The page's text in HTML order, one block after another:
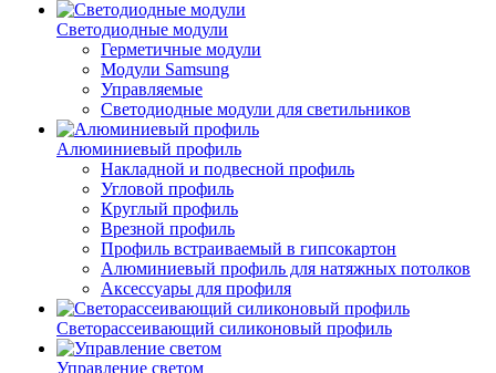
Светодиодные модули
Герметичные модули
Модули Samsung
Управляемые
Светодиодные модули для светильников
Алюминиевый профиль
Накладной и подвесной профиль
Угловой профиль
Круглый профиль
Врезной профиль
Профиль встраиваемый в гипсокартон
Алюминиевый профиль для натяжных потолков
Аксессуары для профиля
Светорассеивающий силиконовый профиль
Управление светом